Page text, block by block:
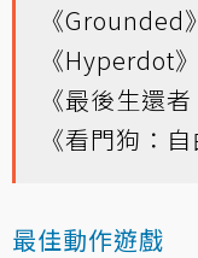
《Grounded》
《Hyperdot》
《最後生還者
《看門狗：自
最佳動作遊戲